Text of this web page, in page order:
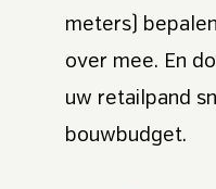
meters)
over mee. En
uw retailpand
bouwbudget.